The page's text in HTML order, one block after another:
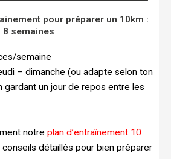
pour préparer un 10km :
8 semaines
semaine
– dimanche (ou adapte selon ton
gardant un jour de repos entre les
notre plan d’entraînement 10
détaillés pour bien préparer